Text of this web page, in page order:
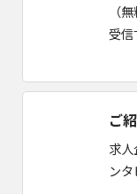
（
受信
ご
求
ン